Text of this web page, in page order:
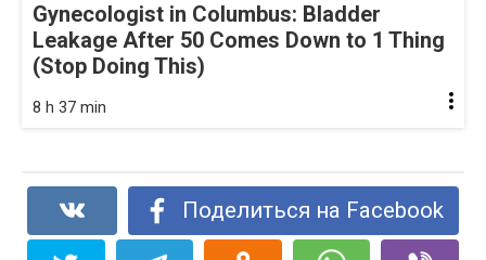
Gynecologist in Columbus: Bladder
Leakage After 50 Comes Down to 1 Thing
(Stop Doing This)
8 h 37 min
Поделиться на Facebook